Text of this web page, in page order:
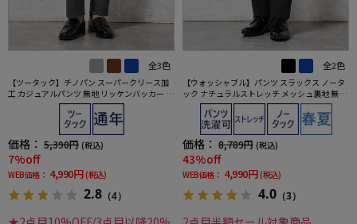
全3色
【ツータック】チノパン スーパークリース加
工 カジュアルパンツ 無地 リッケンバッカー 通
価格： 5,390円 (税込)
7%off
WEB価格： 4,990円 (税込)
2.8 （4）
全2色
【ウォッシャブル】パンツ スラックス ノータ
ック ナチュラルストレッチ メッシュ裏地 無地
リッケンバッカー
価格： 8,789円 (税込)
43%off
WEB価格： 4,990円 (税込)
4.0 （3）